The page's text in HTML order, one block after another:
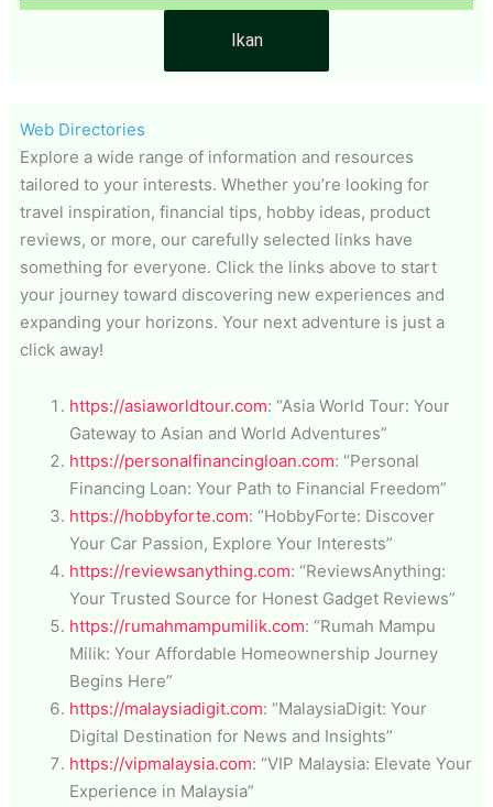
Ikan
Web Directories
Explore a wide range of information and resources
tailored to your interests. Whether you’re looking for
travel inspiration, financial tips, hobby ideas, product
reviews, or more, our carefully selected links have
something for everyone. Click the links above to start
your journey toward discovering new experiences and
expanding your horizons. Your next adventure is just a
click away!
https://asiaworldtour.com: “Asia World Tour: Your
Gateway to Asian and World Adventures”
https://personalfinancingloan.com: “Personal
Financing Loan: Your Path to Financial Freedom”
https://hobbyforte.com: “HobbyForte: Discover
Your Car Passion, Explore Your Interests”
https://reviewsanything.com: “ReviewsAnything:
Your Trusted Source for Honest Gadget Reviews”
https://rumahmampumilik.com: “Rumah Mampu
Milik: Your Affordable Homeownership Journey
Begins Here”
https://malaysiadigit.com: “MalaysiaDigit: Your
Digital Destination for News and Insights”
https://vipmalaysia.com: “VIP Malaysia: Elevate Your
Experience in Malaysia”